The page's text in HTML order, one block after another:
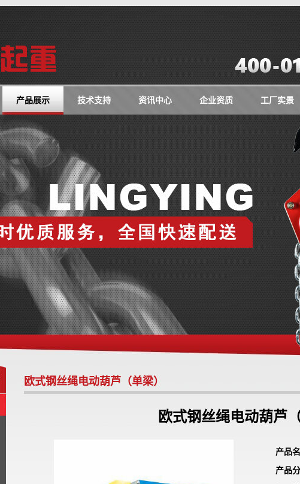
产品展示 技术支持 资讯中心 企业资质 工厂实景
欧式钢丝绳电动葫芦（单梁）
欧式钢丝绳电动葫芦（
产品
产品